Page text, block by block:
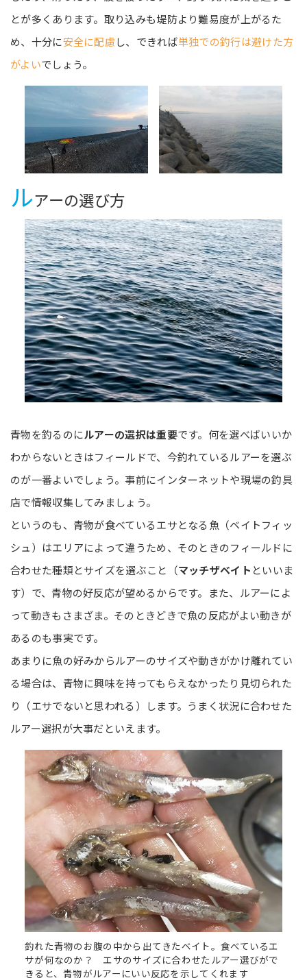
とが多くあります。取り込みも堤防より難易度が上がるた
め、十分に安全に配慮し、できれば単独での釣行は避けた方
がよいでしょう。
ルアーの選び方
青物を釣るのにルアーの選択は重要です。何を選べばいいか
わからないときはフィールドで、今釣れているルアーを選ぶ
のが一番よいでしょう。事前にインターネットや現場の釣具
店で情報収集してみましょう。
というのも、青物が食べているエサとなる魚（ベイトフィッ
シュ）はエリアによって違うため、そのときのフィールドに
合わせた種類とサイズを選ぶこと（マッチザベイト といいま
す）で、青物の好反応が望めるからです。また、ルアーによ
って動きもさまざま。そのときどきで魚の反応がよい動きが
あるのも事実です。
あまりに魚の好みからルアーのサイズや動きがかけ離れてい
る場合は、青物に興味を持ってもらえなかったり見切られた
り（エサでないと思われる）します。うまく状況に合わせた
ルアー選択が大事だといえます。
釣れた青物のお腹の中から出てきたベイト。食べているエ
サが何なのか？ エサのサイズに合わせたルアー選びがで
きると、青物がルアーにいい反応を示してくれます